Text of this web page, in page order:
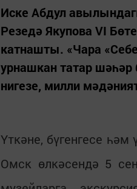
Иске Абдул
Резедә Якупова VI
катнашты. «Чара
урнашкан татар
нигезе, милли
Үткәне, бүгенгесе
Омск өлкәсендә 5